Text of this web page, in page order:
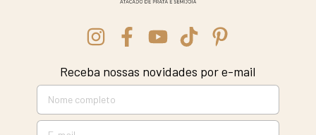
Receba nossas novidades por e-mail